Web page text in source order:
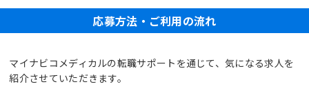
応募方法・ご利用の流れ
マイナビコメディカルの転職サポートを通じて、気になる求人を
紹介させていただきます。